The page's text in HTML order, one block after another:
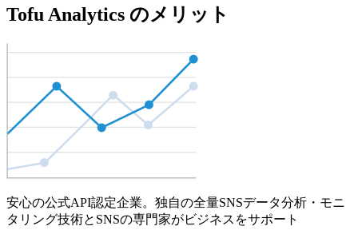
Tofu Analytics のメリット
安心の公式API認定企業。独自の全量SNSデータ分析・モニ
タリング技術とSNSの専門家がビジネスをサポート